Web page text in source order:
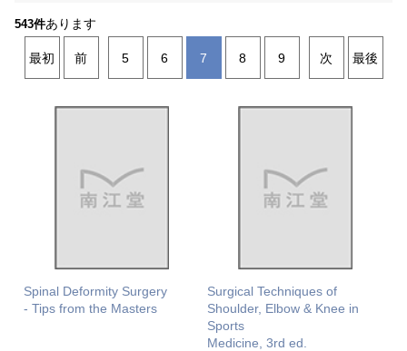
543件あります
最初 前 5 6 7 8 9 次 最後
Spinal Deformity Surgery
- Tips from the Masters
Surgical Techniques of
Shoulder, Elbow & Knee in
Sports
Medicine, 3rd ed.